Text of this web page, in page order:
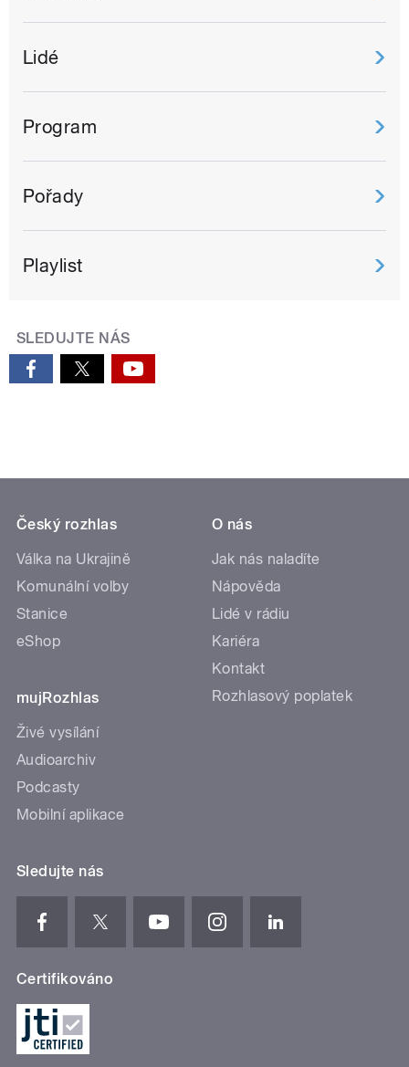
Lidé
Program
Pořady
Playlist
SLEDUJTE NÁS
Český rozhlas
Válka na Ukrajině
Komunální volby
Stanice
eShop
mujRozhlas
Živé vysílání
Audioarchiv
Podcasty
Mobilní aplikace
O nás
Jak nás naladíte
Nápověda
Lidé v rádiu
Kariéra
Kontakt
Rozhlasový poplatek
Sledujte nás
Certifikováno